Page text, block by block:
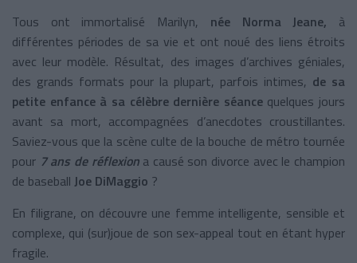
Tous ont immortalisé Marilyn, née Norma Jeane, à
différentes périodes de sa vie et ont noué des liens étroits
avec leur modèle. Résultat, des images d’archives géniales,
des grands formats pour la plupart, parfois intimes, de sa
petite enfance à sa célèbre dernière séance quelques jours
avant sa mort, accompagnées d’anecdotes croustillantes.
Saviez-vous que la scène culte de la bouche de métro tournée
pour 7 ans de réflexiona causé son divorce avec le champion
de baseball Joe DiMaggio ?
En filigrane, on découvre une femme intelligente, sensible et
complexe, qui (sur)joue de son sex-appeal tout en étant hyper
fragile.